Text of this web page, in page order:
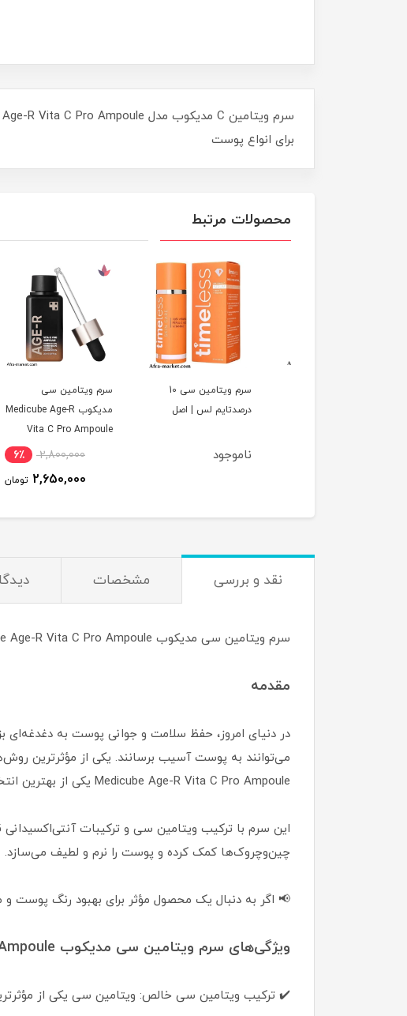
برای انواع پوست
محصولات مرتبط
سرم ویتامین سی 10
درصدتایم لس | اصل
ناموجود
سرم ویتامین سی
مدیکوب Medicube Age-R
Vita C Pro Ampoule
2,800,000 6٪
2,650,000 تومان
نقد و بررسی مشخصات
سرم ویتامین سی مدیکوب Medicube Age-R Vita C Pro Ampoule | روشن‌کننده و ضد پیری پوست
مقدمه
در دنیای امروز، حفظ سلامت و جوانی پوست به دغدغه‌ای
می‌توانند به پوست آسیب برسانند. یکی از مؤثرترین
Medicube Age-R Vita C Pro Ampoule یکی از بهترین انتخاب‌ها برای روشن‌سازی، تقویت و ضد پیری پوست به شمار می‌رود.
این سرم با ترکیب ویتامین سی و ترکیبات
چین‌وچروک‌ها کمک کرده و پوست را نرم و لطیف می‌سازد.
📢 اگر به دنبال یک محصول مؤثر برای بهبود رنگ پوست
ویژگی‌های سرم ویتامین سی مدیکوب Medicube Age-R Vita C Pro Ampoule
✔️ ترکیب ویتامین سی خالص: ویتامین سی یکی از